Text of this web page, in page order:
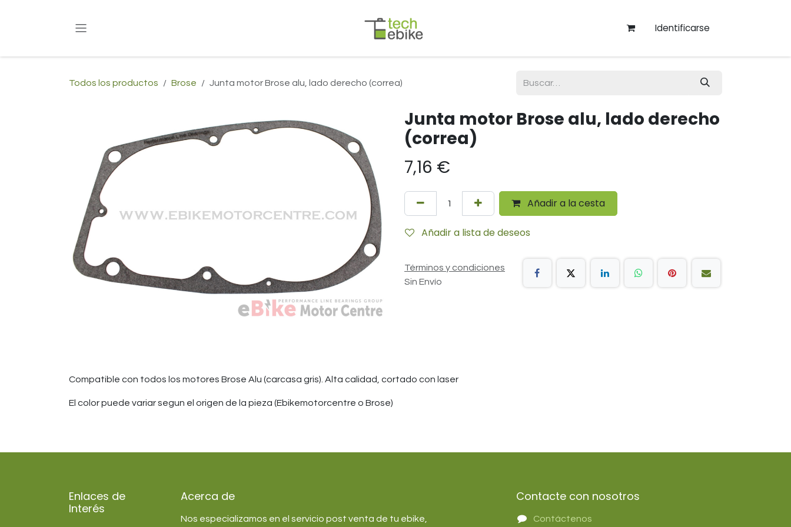
Identificarse
Todos los productos Brose Junta motor Brose alu, lado derecho (correa)
Junta motor Brose alu, lado derecho
(correa)
7,16 €
Añadir a la cesta
Añadir a lista de deseos
Términos y condiciones
Sin Envío
Compatible con todos los motores Brose Alu (carcasa gris). Alta calidad, cortado con laser
El color puede variar segun el origen de la pieza (Ebikemotorcentre o Brose)
Enlaces de
Interés
Acerca de
Nos especializamos en el servicio post venta de tu ebike,
Contacte con nosotros
Contáctenos